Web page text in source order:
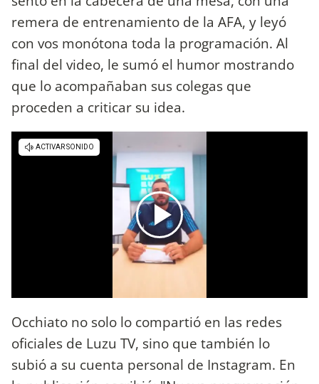
remera de entrenamiento de la AFA, y leyó
con vos monótona toda la programación. Al
final del video, le sumó el humor mostrando
que lo acompañaban sus colegas que
proceden a criticar su idea.
Occhiato no solo lo compartió en las redes
oficiales de Luzu TV, sino que también lo
subió a su cuenta personal de Instagram. En